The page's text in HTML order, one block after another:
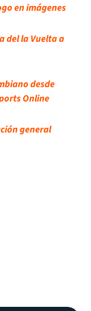
en imágenes
del la Vuelta a
desde
Online
general